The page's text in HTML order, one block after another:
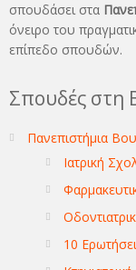
σπουδάσει στα
όνειρo του
επίπεδο σπουδών.
Σπουδές στη
Πανεπιστήμια
Ιατρική
10